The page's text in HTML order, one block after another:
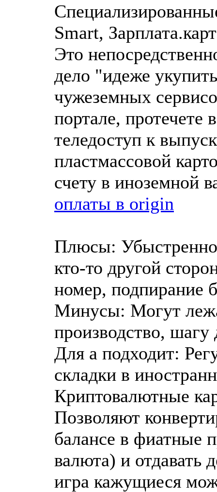
Smart,
Это
дело "идеже
чужеземных
портале, протечете
теледоступ к
пластмассовой
счету в иноземной
оплаты в origin
Плюсы: Убыстренно
кто-то другой
номер, подпирание
Минусы: Могут
производство,
Для а подходит:
складки в
Криптовалютные
Позволяют
балансе в фиатные
валюта) и отдавать
игра кажущиеся